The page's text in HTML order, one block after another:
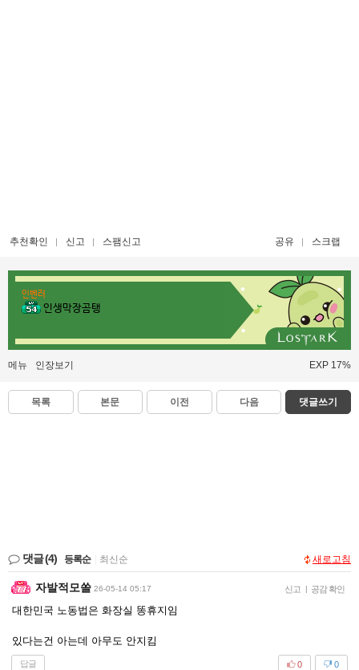
추천확인 신고 스팸신고 공유 스크랩
인벤러
인생막장곰탱
메뉴 인장보기 EXP 17%
목록 본문 이전 다음 댓글쓰기
댓글(4) 등록순 최신순 새로고침
자발적모쏠 26-05-14 05:17 신고 | 공감 확인
대한민국 노동법은 화장실 똥휴지임
있다는건 아는데 아무도 안지킴
답글 0
0